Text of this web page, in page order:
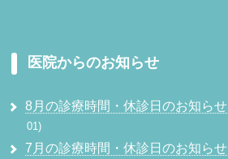
医院からのお知らせ
8月の診療時間・休診日のお知らせ
01
7月の診療時間・休診日のお知らせ